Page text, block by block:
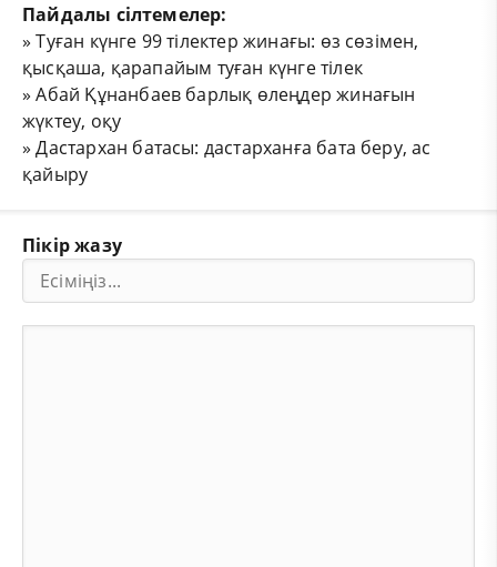
Пайдалы сілтемелер:
»Туған күнге 99 тілектер жинағы: өз сөзімен,
қысқаша, қарапайым туған күнге тілек
»Абай Құнанбаев барлық өлеңдер жинағын
жүктеу, оқу
»Дастархан батасы: дастарханға бата беру, ас
қайыру
Пікір жазу